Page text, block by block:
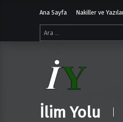
Arama:
Ana Sayfa Nakiller ve
İlim Yolu